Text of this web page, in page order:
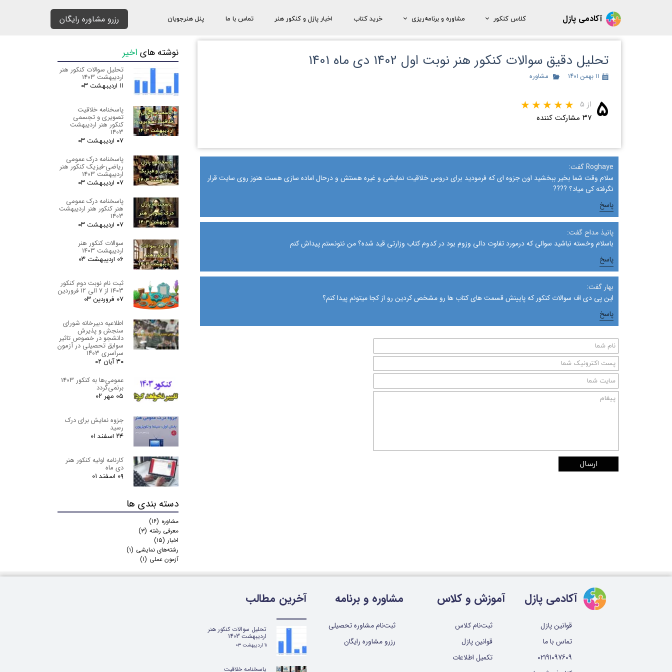
آکادمی پازل کلاس کنکور
ثبت‌نام کلاس
معرفی کلاس آنلاین
معرفی کلاس نکته و تست
نمونه تدریس اساتید
مشاوره و برنامه‌ریزی
ثبت‌نام مشاورۀ تحصیلی
رزرو مشاورۀ رایگان
خرید کتاب اخبار پازل و کنکور هنر تماس با ما پنل هنرجویان رزرو مشاوره رایگان
تحلیل دقیق سوالات کنکور هنر نوبت اول 1402 دی ماه 1401
۱۱ بهمن ۱۴۰۱ مشاوره
۵ از ۵
۳۷ مشارکت کننده
Roghaye گفت:
سلام وقت شما بخیر ببخشید اون جزوه ای که فرمودید برای دروس خلاقیت نمایشی و غیره هستش و درحال اماده سازی هست هنوز روی سایت قرار
نگرفته کی میاد؟ ????
پاسخ
پانیذ مداح گفت:
باسلام وخسته نباشید سوالی که درمورد تفاوت دالی وزوم بود در کدوم کتاب وزارتی قید شده؟ من نتونستم پیداش کنم
پاسخ
بهار گفت:
این پی دی اف سوالات کنکور که پایینش قسمت های کتاب ها رو مشخص کردین رو از کجا میتونم پیدا کنم؟
پاسخ
ارسال
نوشته های اخیر
تحلیل سوالات کنکور هنر
اردیبهشت 1403
۱۱ اردیبهشت ۰۳
پاسخنامه خلاقیت
تصویری و تجسمی
کنکور هنر اردیبهشت
1403
۰۷ اردیبهشت ۰۳
پاسخنامه درک عمومی
ریاضی-فیزیک کنکور هنر
اردیبهشت 1403
۰۷ اردیبهشت ۰۳
پاسخنامه درک عمومی
هنر کنکور هنر اردیبهشت
1403
۰۷ اردیبهشت ۰۳
سوالات کنکور هنر
اردیبهشت 1403
۰۶ اردیبهشت ۰۳
ثبت نام نوبت دوم کنکور
1403 از 7 الی 12 فروردین
۰۷ فروردین ۰۳
اطلاعیه دبیرخانه شورای
سنجش و پذیرش
دانشجو در خصوص تاثیر
سوابق تحصیلی در آزمون
سراسری ۱۴۰۳
۳۰ آبان ۰۲
عمومی‌ها به کنکور 1403
برنمی‌گردد
۰۵ مهر ۰۲
جزوه نمایش برای درک
رسید
۲۴ اسفند ۰۱
كارنامه اولیه کنکور هنر
دی ماه
۰۹ اسفند ۰۱
دسته بندی ها
مشاوره (۱۶)
معرفی رشته (۳)
اخبار (۱۵)
رشته‌های نمایشی (۱)
آزمون عملی (۱)
مشاوره و برنامه
ثبت‌نام مشاوره تحصیلی
رزرو مشاوره رایگان
آخرین مطالب
تحلیل سوالات کنکور هنر
اردیبهشت 1403
۱۱ اردیبهشت ۰۳
پاسخنامه خلاقیت
آموزش و کلاس
ثبت‌نام کلاس
قوانین پازل
تکمیل اطلاعات
آکادمی پازل
قوانین پازل
تماس با ما
02191097609